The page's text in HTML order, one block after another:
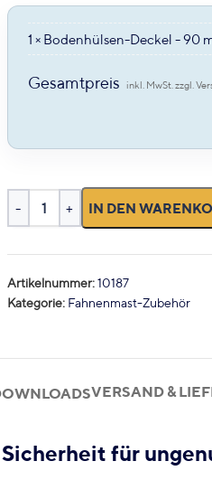
1 × Bodenhülsen-Deckel - 90
Gesamtpreis
IN DEN
Artikelnummer:10187
Kategorie: Fahnenmast-Zubehör
VERSAND &
für